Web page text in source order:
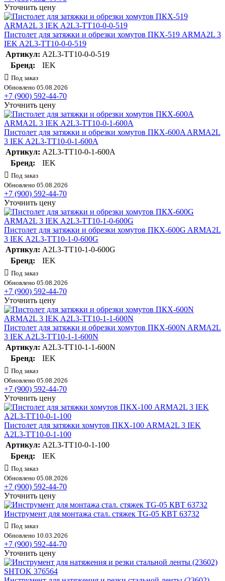
Уточнить цену
Пистолет для затяжки и обрезки хомутов ПКХ-519 ARMA2L 3
IEK A2L3-TT10-0-0-519
Артикул: A2L3-TT10-0-0-519
Бренд:
IEK
Под заказ
Обновлено 05.08.2026
+7 (900) 592-44-70
Уточнить цену
Пистолет для затяжки и обрезки хомутов ПКХ-600A ARMA2L
3 IEK A2L3-TT10-0-1-600A
Артикул: A2L3-TT10-0-1-600A
Бренд:
IEK
Под заказ
Обновлено 05.08.2026
+7 (900) 592-44-70
Уточнить цену
Пистолет для затяжки и обрезки хомутов ПКХ-600G ARMA2L
3 IEK A2L3-TT10-1-0-600G
Артикул: A2L3-TT10-1-0-600G
Бренд:
IEK
Под заказ
Обновлено 05.08.2026
+7 (900) 592-44-70
Уточнить цену
Пистолет для затяжки и обрезки хомутов ПКХ-600N ARMA2L
3 IEK A2L3-TT10-1-1-600N
Артикул: A2L3-TT10-1-1-600N
Бренд:
IEK
Под заказ
Обновлено 05.08.2026
+7 (900) 592-44-70
Уточнить цену
Пистолет для затяжки хомутов ПКХ-100 ARMA2L 3 IEK
A2L3-TT10-0-1-100
Артикул: A2L3-TT10-0-1-100
Бренд:
IEK
Под заказ
Обновлено 05.08.2026
+7 (900) 592-44-70
Уточнить цену
Инструмент для монтажа стал. стяжек TG-05 КВТ 63732
Под заказ
Обновлено 10.03.2026
+7 (900) 592-44-70
Уточнить цену